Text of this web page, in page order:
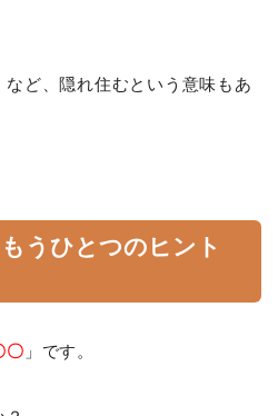
など、隠れ住むという意味もあ
もうひとつのヒント
〇 」です。